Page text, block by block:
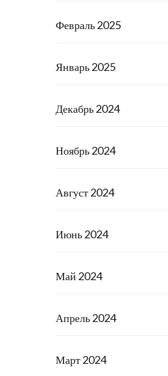
Февраль 2025
Январь 2025
Декабрь 2024
Ноябрь 2024
Август 2024
Июнь 2024
Май 2024
Апрель 2024
Март 2024